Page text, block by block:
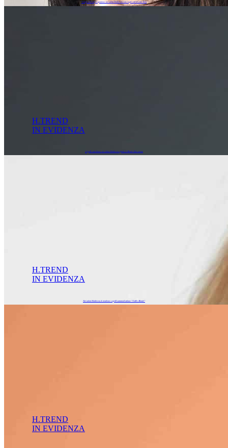
Tempo di beauty experience nei saloni Hairlovers, con i tagli corti inverno 2024
H.TREND
IN EVIDENZA
Capelli corti donna: nei saloni Hairlovers esplode la Blonde Pixie mania
H.TREND
IN EVIDENZA
Nei saloni Hairlovers, le tendenze capelli autunnali urlano: “Toffee Blonde”
H.TREND
IN EVIDENZA